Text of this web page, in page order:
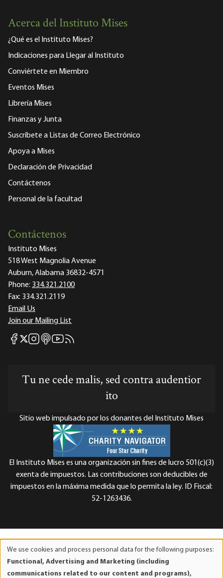
Acerca del Instituto Mises
¿Qué es el Instituto Mises?
Indicaciones para Llegar al Instituto
Conviértete en Miembro
Eventos Mises
Librería Mises
Finanzas y Junta
Suscríbete a Listas de Correo Electrónico
Apoya a Mises
Declaración de Privacidad
Contáctenos
Personal de la facultad
Contáctenos
Instituto Mises
518 West Magnolia Avenue
Auburn, Alabama 36832-4571
Phone: 334.321.2100
Fax: 334.321.2119
Email Us
Join our Mailing List
Mises Facebook
Mises X
Mises Instagram
Mises itunes
Mises Youtube
Mises RSS feed
Tu ne cede malis, sed contra audentior
ito
Sitio web impulsado por los donantes del Instituto Mises
El Instituto Mises es una organización sin fines de lucro 501(c)(3)
exenta de impuestos. Las contribuciones son deducibles de
impuestos en la máxima medida que lo permita la ley. ID Fiscal:
52-1263436.
We use cookies and process personal data for the following purposes:
Functional, Advertising and Marketing (including
communications related to our content and programs),